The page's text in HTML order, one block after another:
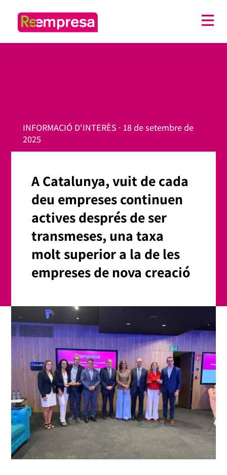
INFORMACIÓ D'INTERÈS · 18 de setembre de
2025
A Catalunya, vuit de cada
deu empreses continuen
actives després de ser
transmeses, una taxa
molt superior a la de les
empreses de nova creació